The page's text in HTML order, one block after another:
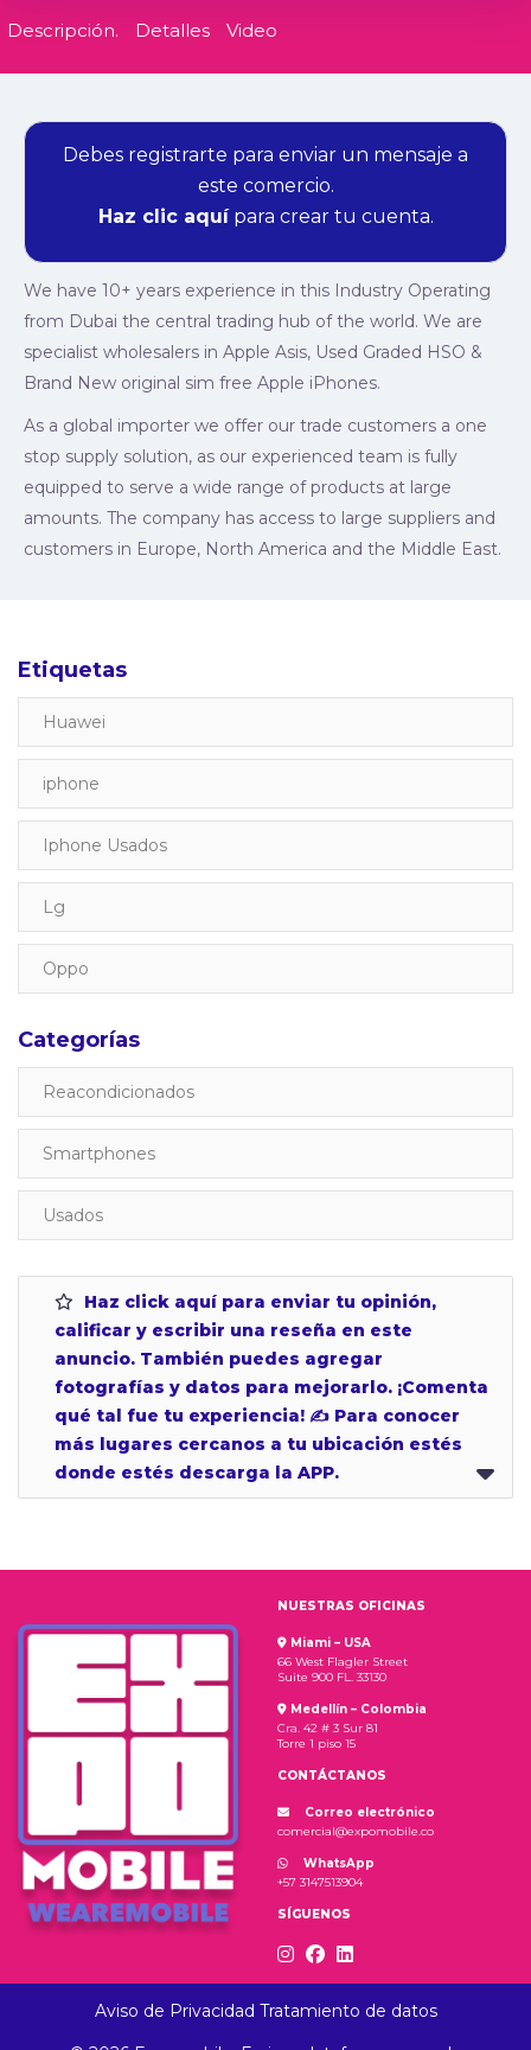
Descripción. Detalles Video
Debes registrarte para enviar un mensaje a
este comercio.
Haz clic aquípara crear tu cuenta.
We have 10+ years experience in this Industry Operating
from Dubai the central trading hub of the world. We are
specialist wholesalers in Apple Asis, Used Graded HSO &
Brand New original sim free Apple iPhones.
As a global importer we offer our trade customers a one
stop supply solution, as our experienced team is fully
equipped to serve a wide range of products at large
amounts. The company has access to large suppliers and
customers in Europe, North America and the Middle East.
Etiquetas
Huawei
iphone
Iphone Usados
Lg
Oppo
Categorías
Reacondicionados
Smartphones
Usados
Haz click aquí para enviar tu opinión,
calificar y escribir una reseña en este
anuncio. También puedes agregar
fotografías y datos para mejorarlo. ¡Comenta
qué tal fue tu experiencia! ✍ Para conocer
más lugares cercanos a tu ubicación estés
donde estés descarga la APP.
NUESTRAS OFICINAS
Miami – USA
66 West Flagler Street
Suite 900 FL. 33130
Medellín – Colombia
Cra. 42 # 3 Sur 81
Torre 1 piso 15
SÍGUENOS
CONTÁCTANOS
Correo electrónico
comercial@expomobile.co
WhatsApp
+57 3147513904
Aviso de Privacidad Tratamiento de datos